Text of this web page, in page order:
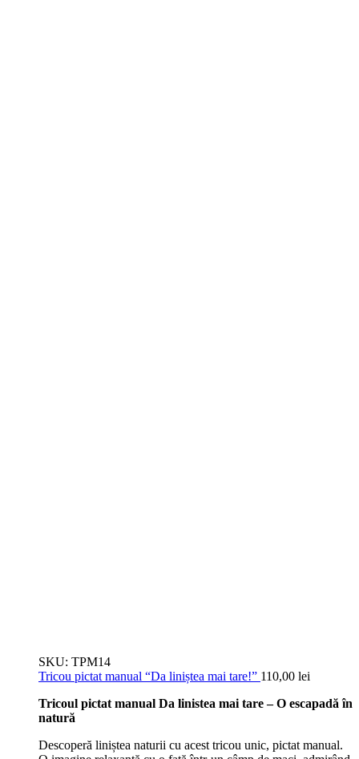
SKU: TPM14
Tricou pictat manual “Da liniștea mai tare!” 110,00 lei
Tricoul pictat manual Da linistea mai tare – O escapadă în
natură
Descoperă liniștea naturii cu acest tricou unic, pictat manual.